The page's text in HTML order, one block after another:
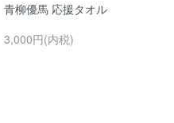
青柳優馬 応援タオル
3,000円(内税)